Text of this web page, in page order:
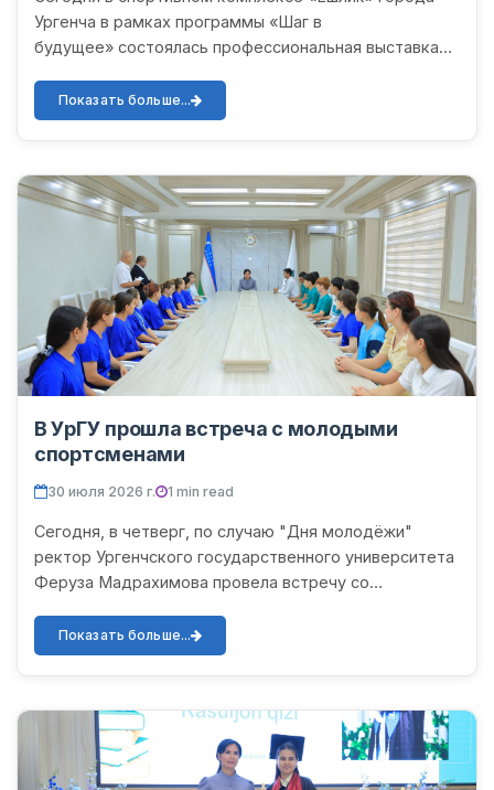
Ургенча в рамках программы «Шаг в
будущее» состоялась профессиональная выставка
павильоном активно участвова...
Показать больше...
В УрГУ прошла встреча с молодыми
спортсменами
30 июля 2026 г. 1 min read
Сегодня, в четверг, по случаю "Дня молодёжи"
ректор Ургенчского государственного университета
Феруза Мадрахимова провела встречу со
встречи были отмечены...
Показать больше...